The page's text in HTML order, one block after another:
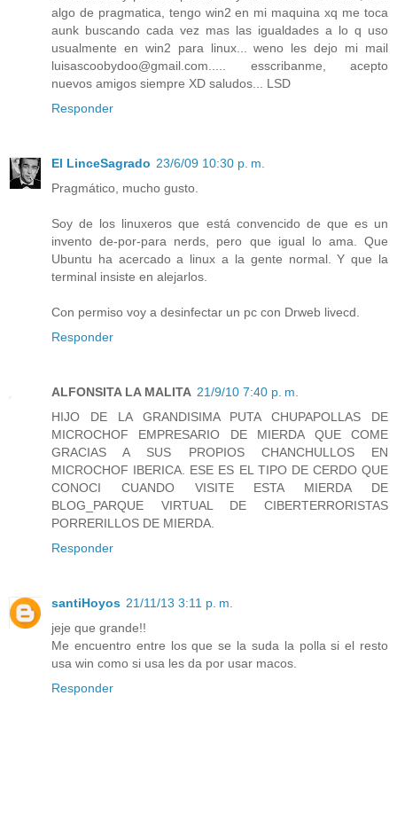
algo de pragmatica, tengo win2 en mi maquina xq me toca
aunk buscando cada vez mas las igualdades a lo q uso
usualmente en win2 para linux... weno les dejo mi mail
luisascoobydoo@gmail.com..... esscribanme, acepto
nuevos amigos siempre XD saludos... LSD
Responder
El LinceSagrado 23/6/09 10:30 p. m.
Pragmático, mucho gusto.
Soy de los linuxeros que está convencido de que es un
invento de-por-para nerds, pero que igual lo ama. Que
Ubuntu ha acercado a linux a la gente normal. Y que la
terminal insiste en alejarlos.
Con permiso voy a desinfectar un pc con Drweb livecd.
Responder
ALFONSITA LA MALITA 21/9/10 7:40 p. m.
HIJO DE LA GRANDISIMA PUTA CHUPAPOLLAS DE
MICROCHOF EMPRESARIO DE MIERDA QUE COME
GRACIAS A SUS PROPIOS CHANCHULLOS EN
MICROCHOF IBERICA. ESE ES EL TIPO DE CERDO QUE
CONOCI CUANDO VISITE ESTA MIERDA DE
BLOG_PARQUE VIRTUAL DE CIBERTERRORISTAS
PORRERILLOS DE MIERDA.
Responder
santiHoyos 21/11/13 3:11 p. m.
jeje que grande!!
Me encuentro entre los que se la suda la polla si el resto
usa win como si usa les da por usar macos.
Responder